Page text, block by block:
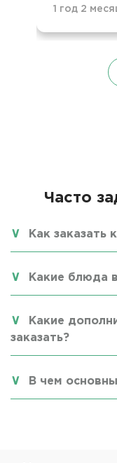
1 год 2
Часто
Как заказать
Какие блюда
Какие
заказать?
В чем